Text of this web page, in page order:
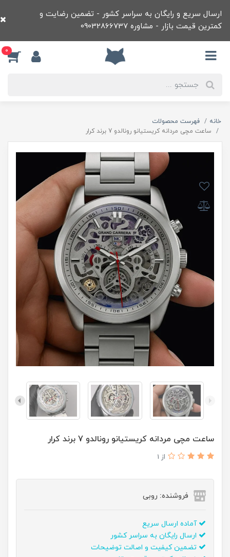
ارسال سریع و رایگان به سراسر کشور - تضمین رضایت و
کمترین قیمت بازار - مشاوره 09032866737
0
خانه
فهرست محصولات
ساعت مچی مردانه کریستیانو رونالدو 7 برند کرار
ساعت مچی مردانه کریستیانو رونالدو 7 برند کرار
از 1
فروشنده: روبی
آماده ارسال سریع
ارسال رایگان به سراسر کشور
تضمین کیفیت و اصالت توضیحات